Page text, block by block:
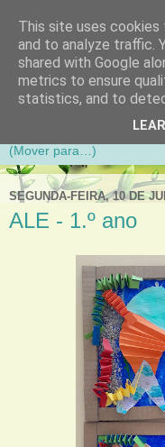
Aventuras
Blogue da Escola
SEGUNDA-FEIRA, 10 DE
ALE - 1.º ano
This site uses
and to analyze traffic.
shared with Google
metrics to ensure
statistics, and to